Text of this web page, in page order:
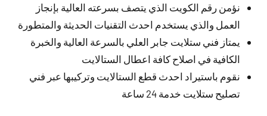
نؤمن رقم الكويت الذي يتصف بسرعته العالية بإنجاز
العمل والذي يستخدم احدث التقنيات الحديثة والمتطورة
يمتاز فني ستلايت جابر العلي بالسرعة العالية والخبرة
الكافية في اصلاح كافة اعطال الستالايت
نقوم باستيراد احدث قطع الستالايت وتركيبها عبر فني
تصليح ستلايت خدمة 24 ساعة